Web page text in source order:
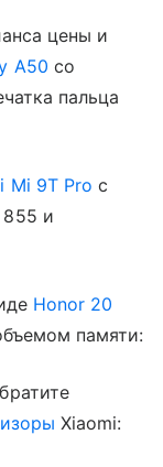
цены и
A50 со
пальца
Mi 9T Pro с
и
Honor 20
памяти:
Xiaomi: